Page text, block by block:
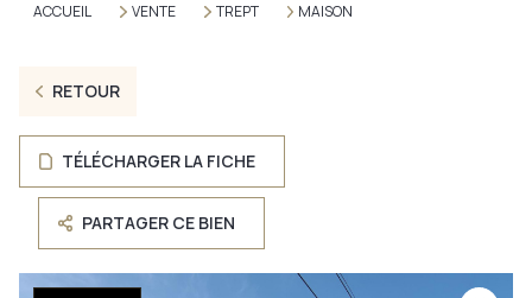
ACCUEIL VENTE TREPT MAISON
RETOUR
TÉLÉCHARGER LA FICHE
PARTAGER CE BIEN